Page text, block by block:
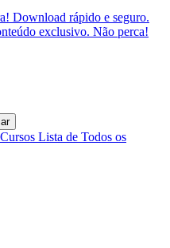
Download rápido e seguro.
exclusivo. Não perca!
Lista de Todos os